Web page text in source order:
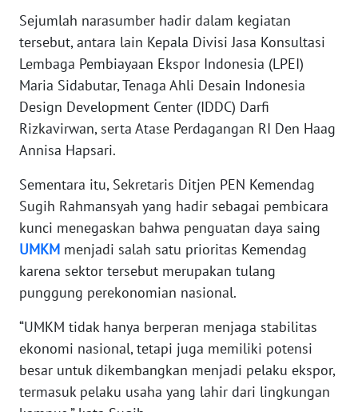
Sejumlah narasumber hadir dalam kegiatan
tersebut, antara lain Kepala Divisi Jasa Konsultasi
Lembaga Pembiayaan Ekspor Indonesia (LPEI)
Maria Sidabutar, Tenaga Ahli Desain Indonesia
Design Development Center (IDDC) Darfi
Rizkavirwan, serta Atase Perdagangan RI Den Haag
Annisa Hapsari.
Sementara itu, Sekretaris Ditjen PEN Kemendag
Sugih Rahmansyah yang hadir sebagai pembicara
kunci menegaskan bahwa penguatan daya saing
UMKM menjadi salah satu prioritas Kemendag
karena sektor tersebut merupakan tulang
punggung perekonomian nasional.
“UMKM tidak hanya berperan menjaga stabilitas
ekonomi nasional, tetapi juga memiliki potensi
besar untuk dikembangkan menjadi pelaku ekspor,
termasuk pelaku usaha yang lahir dari lingkungan
WN
RIAU
WN
JAMBI
WN
SULTRA
WN
NTB
SULTENG
WN
SULBAR